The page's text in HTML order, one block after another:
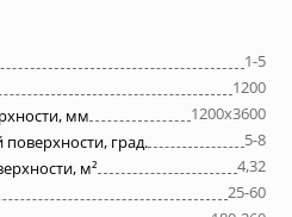
1-5
1200
мм
1200х3600
град.
5-8
м²
4,32
25-60